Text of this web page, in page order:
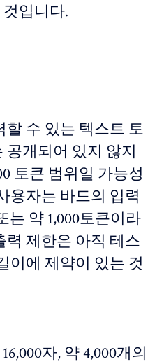
입니다.
할 수 있는 텍스트 토
공개되어 있지 않지
토큰 범위일 가능성
용자는 바드의 입력
는 약 1,000토큰이라
력 제한은 아직 테스
이에 제약이 있는 것
자, 약 4,000개의